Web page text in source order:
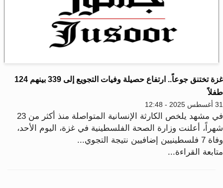
غزة تختنق جوعاً.. ارتفاع حصيلة وفيات التجويع إلى 339 بينهم 124
- 12:48
في مشهد يلخص الكارثة الإنسانية المتواصلة منذ أكثر من 23
أعلنت وزارة الصحة الفلسطينية في غزة، اليوم الأحد،
إضافيين نتيجة التجوي...
القراءة...